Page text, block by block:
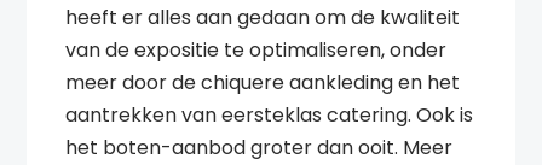
heeft er alles aan gedaan om de kwaliteit
van de expositie te optimaliseren, onder
meer door de chiquere aankleding en het
aantrekken van eersteklas catering. Ook is
het boten-aanbod groter dan ooit. Meer